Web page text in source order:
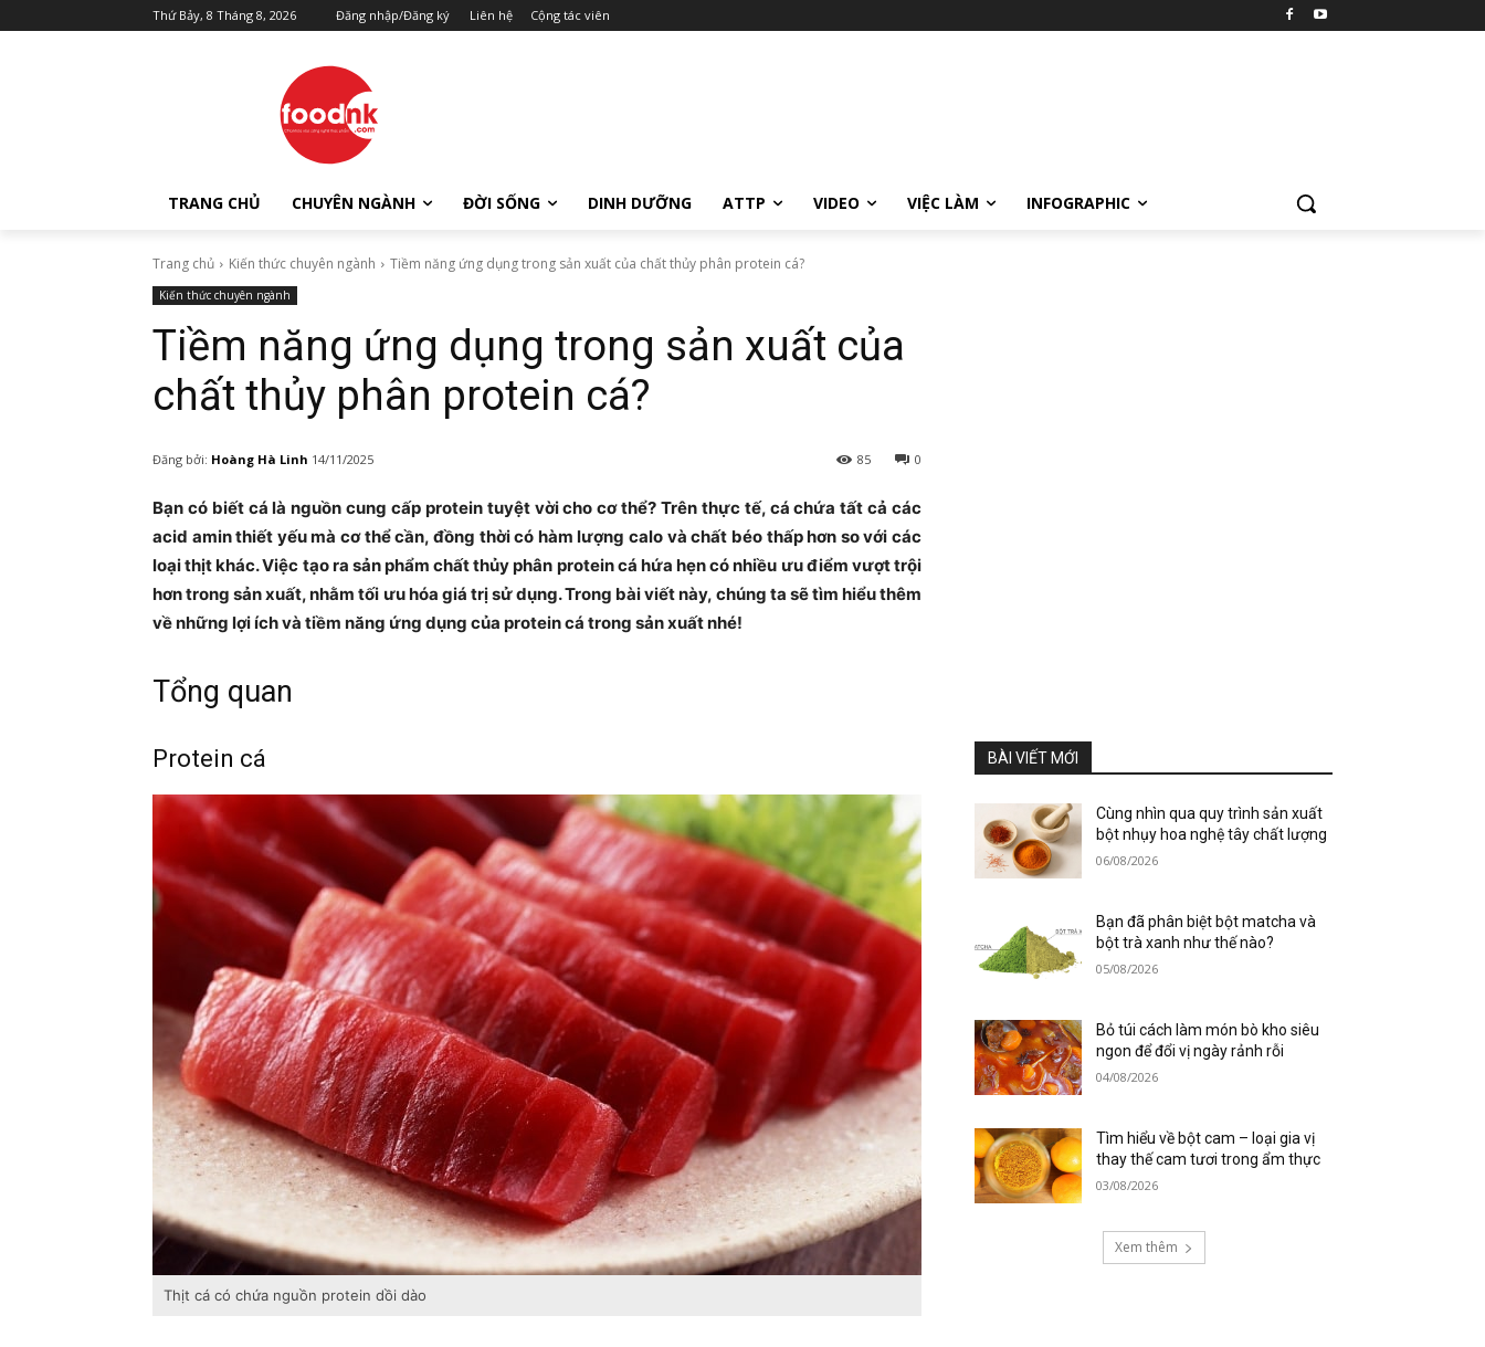
Thứ Bảy, 8 Tháng 8, 2026 Đăng nhập/Đăng ký Liên hệ Cộng tác viên
TRANG CHỦ CHUYÊN NGÀNH ĐỜI SỐNG DINH DƯỠNG ATTP VIDEO VIỆC LÀM INFOGRAPHIC
Trang chủ Kiến thức chuyên ngành Tiềm năng ứng dụng trong sản xuất của chất thủy phân protein cá?
Kiến thức chuyên ngành
Tiềm năng ứng dụng trong sản xuất của
chất thủy phân protein cá?
Đăng bởi: Hoàng Hà Linh 14/11/2025 0
85
Bạn có biết cá là nguồn cung cấp protein tuyệt vời cho cơ thể? Trên thực tế, cá chứa tất cả các
acid amin thiết yếu mà cơ thể cần, đồng thời có hàm lượng calo và chất béo thấp hơn so với các
loại thịt khác. Việc tạo ra sản phẩm chất thủy phân protein cá hứa hẹn có nhiều ưu điểm vượt trội
hơn trong sản xuất, nhằm tối ưu hóa giá trị sử dụng. Trong bài viết này, chúng ta sẽ tìm hiểu thêm
về những lợi ích và tiềm năng ứng dụng của protein cá trong sản xuất nhé!
Tổng quan
Protein cá
Thịt cá có chứa nguồn protein dồi dào
BÀI VIẾT MỚI
Cùng nhìn qua quy trình sản xuất
bột nhụy hoa nghệ tây chất lượng
06/08/2026
Bạn đã phân biệt bột matcha và
bột trà xanh như thế nào?
05/08/2026
Bỏ túi cách làm món bò kho siêu
ngon để đổi vị ngày rảnh rỗi
04/08/2026
Tìm hiểu về bột cam – loại gia vị
thay thế cam tươi trong ẩm thực
03/08/2026
Xem thêm